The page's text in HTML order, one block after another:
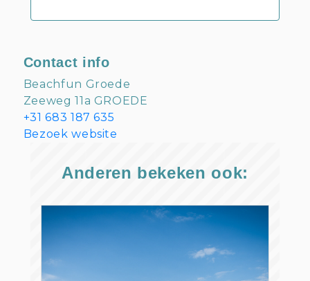
Contact info
Beachfun Groede
Zeeweg 11a GROEDE
+31 683 187 635
Bezoek website
Anderen bekeken ook: